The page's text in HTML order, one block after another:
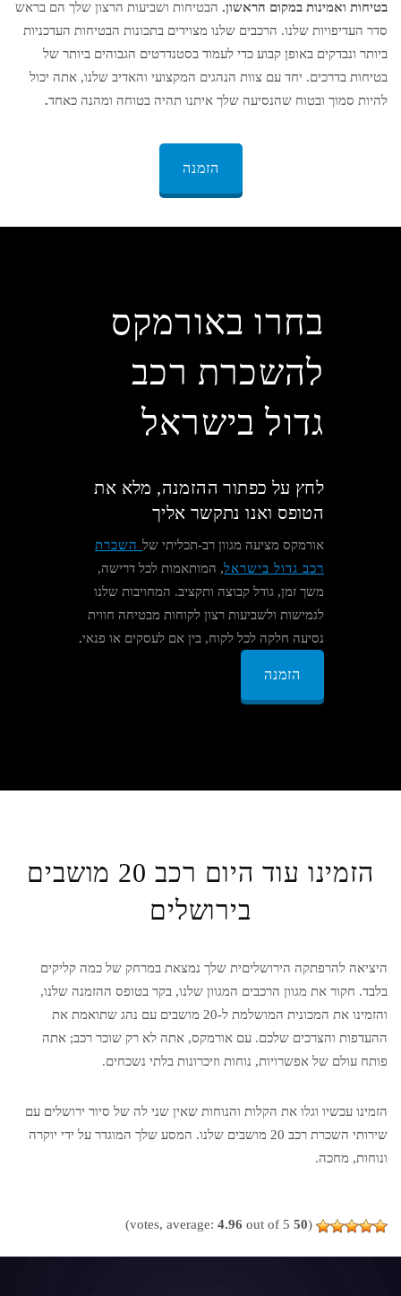
בטיחות ואמינות במקום הראשון. הבטיחות ושביעות הרצון שלך הם בראש
סדר העדיפויות שלנו. הרכבים שלנו מצוידים בתכונות הבטיחות העדכניות
ביותר ונבדקים באופן קבוע כדי לעמוד בסטנדרטים הגבוהים ביותר של
בטיחות בדרכים. יחד עם צוות הנהגים המקצועי והאדיב שלנו, אתה יכול
להיות סמוך ובטוח שהנסיעה שלך איתנו תהיה בטוחה ומהנה כאחד.
הזמנה
בחרו באורמקס
להשכרת רכב
גדול בישראל
לחץ על כפתור ההזמנה, מלא את
הטופס ואנו נתקשר אליך
אורמקס מציעה מגוון רב-תכליתי שלהשכרת
רכב גדול בישראל, המותאמות לכל דרישה,
משך זמן, גודל קבוצה ותקציב. המחויבות שלנו
לגמישות ולשביעות רצון לקוחות מבטיחה חווית
נסיעה חלקה לכל לקוח, בין אם לעסקים או פנאי.
הזמנה
הזמינו עוד היום רכב 20 מושבים
בירושלים
היציאה להרפתקה הירושליםית שלך נמצאת במרחק של כמה קליקים
בלבד. חקור את מגוון הרכבים המגוון שלנו, בקר בטופס ההזמנה שלנו,
והזמינו את המכונית המושלמת ל-20 מושבים עם נהג שתואמת את
ההעדפות והצרכים שלכם. עם אורמקס, אתה לא רק שוכר רכב; אתה
פותח עולם של אפשרויות, נוחות וזיכרונות בלתי נשכחים.
הזמינו עכשיו וגלו את הקלות והנוחות שאין שני לה של סיור ירושלים עם
שירותי השכרת רכב 20 מושבים שלנו. המסע שלך המוגדר על ידי יוקרה
ונוחות, מחכה.
(
50
4.96 out of 5)